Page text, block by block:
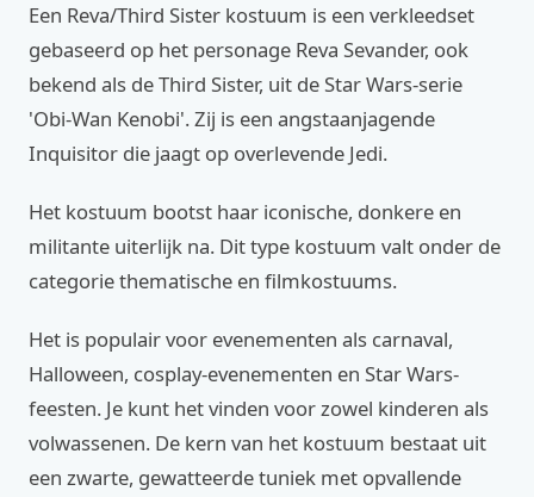
Een Reva/Third Sister kostuum is een verkleedset
gebaseerd op het personage Reva Sevander, ook
bekend als de Third Sister, uit de Star Wars-serie
'Obi-Wan Kenobi'. Zij is een angstaanjagende
Inquisitor die jaagt op overlevende Jedi.
Het kostuum bootst haar iconische, donkere en
militante uiterlijk na. Dit type kostuum valt onder de
categorie thematische en filmkostuums.
Het is populair voor evenementen als carnaval,
Halloween, cosplay-evenementen en Star Wars-
feesten. Je kunt het vinden voor zowel kinderen als
volwassenen. De kern van het kostuum bestaat uit
een zwarte, gewatteerde tuniek met opvallende